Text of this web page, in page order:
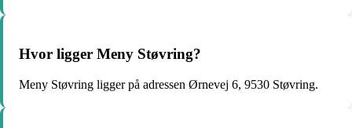
Hvor ligger Meny Støvring?
Meny Støvring ligger på adressen Ørnevej 6, 9530 Støvring.